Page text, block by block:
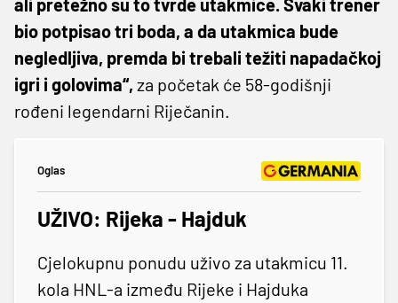
bio potpisao tri boda, a da utakmica bude
negledljiva, premda bi trebali težiti napadačkoj
igri i golovima“, za početak će 58-godišnji
rođeni legendarni Riječanin.
Oglas
UŽIVO: Rijeka - Hajduk
Cjelokupnu ponudu uživo za utakmicu 11.
kola HNL-a između Rijeke i Hajduka